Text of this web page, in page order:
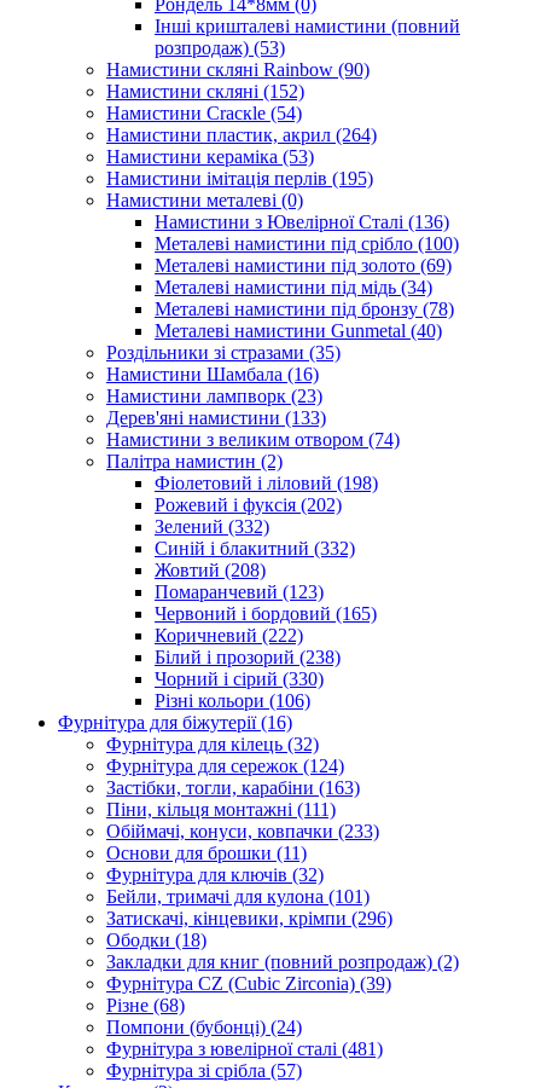
Рондель 14*8мм (0)
Інші кришталеві намистини (повний
розпродаж) (53)
Намистини скляні Rainbow (90)
Намистини скляні (152)
Намистини Cracкle (54)
Намистини пластик, акрил (264)
Намистини кераміка (53)
Намистини імітація перлів (195)
Намистини металеві (0)
Намистини з Ювелірної Сталі (136)
Металеві намистини під срібло (100)
Металеві намистини під золото (69)
Металеві намистини під мідь (34)
Металеві намистини під бронзу (78)
Металеві намистини Gunmetal (40)
Роздільники зі стразами (35)
Намистини Шамбала (16)
Намистини лампворк (23)
Дерев'яні намистини (133)
Намистини з великим отвором (74)
Палітра намистин (2)
Фіолетовий і ліловий (198)
Рожевий і фуксія (202)
Зелений (332)
Синій і блакитний (332)
Жовтий (208)
Помаранчевий (123)
Червоний і бордовий (165)
Коричневий (222)
Білий і прозорий (238)
Чорний і сірий (330)
Різні кольори (106)
Фурнітура для біжутерії(16)
Фурнітура для кілець (32)
Фурнітура для сережок (124)
Застібки, тогли, карабіни (163)
Піни, кільця монтажні (111)
Обіймачі, конуси, ковпачки (233)
Основи для брошки (11)
Фурнітура для ключів (32)
Бейли, тримачі для кулона (101)
Затискачі, кінцевики, крімпи (296)
Ободки (18)
Закладки для книг (повний розпродаж) (2)
Фурнітура CZ (Cubic Zirconia) (39)
Різне (68)
Помпони (бубонці) (24)
Фурнітура з ювелірної сталі (481)
Фурнітура зі срібла (57)